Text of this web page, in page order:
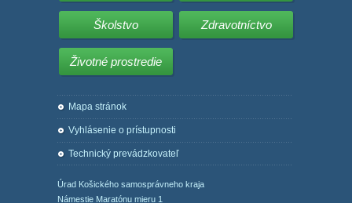
Školstvo Zdravotníctvo
Životné prostredie
Mapa stránok
Vyhlásenie o prístupnosti
Technický prevádzkovateľ
Úrad Košického samosprávneho kraja
Námestie Maratónu mieru 1